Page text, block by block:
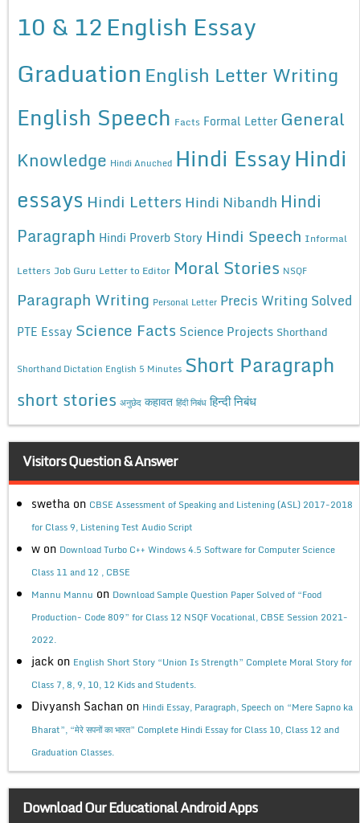
10 & 12English Essay
Graduation English Letter Writing
English Speech Facts Formal Letter General
Knowledge Hindi Anuched Hindi EssayHindi
essays Hindi Letters Hindi Nibandh Hindi
Paragraph Hindi Proverb Story Hindi Speech Informal
Letters Job Guru Letter to Editor Moral Stories NSQF
Paragraph Writing Personal Letter Precis Writing Solved
PTE Essay Science Facts Science Projects Shorthand
Shorthand Dictation English 5 Minutes Short Paragraph
short stories अनुछेद कहावत हिंदी निबंध हिन्दी निबंध
Visitors Question & Answer
swetha on CBSE Assessment of Speaking and Listening (ASL) 2017-2018
for Class 9, Listening Test Audio Script
w on Download Turbo C++ Windows 4.5 Software for Computer Science
Class 11 and 12 , CBSE
Mannu Mannu on Download Sample Question Paper Solved of “Food
Production- Code 809” for Class 12 NSQF Vocational, CBSE Session 2021-
2022.
jack on English Short Story “Union Is Strength” Complete Moral Story for
Class 7, 8, 9, 10, 12 Kids and Students.
Divyansh Sachan on Hindi Essay, Paragraph, Speech on “Mere Sapno ka
Bharat”, “मेरे सपनों का भारत” Complete Hindi Essay for Class 10, Class 12 and
Graduation Classes.
Download Our Educational Android Apps